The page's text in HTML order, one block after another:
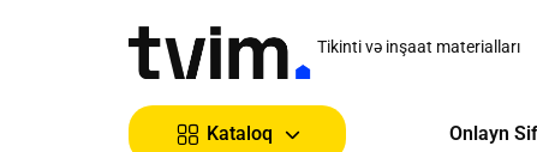
Tikinti və inşaat materialları
Kataloq Onlayn